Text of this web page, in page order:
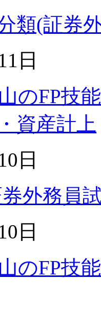
類(証券
日
のFP
資産計上
日
外務員
日
のFP